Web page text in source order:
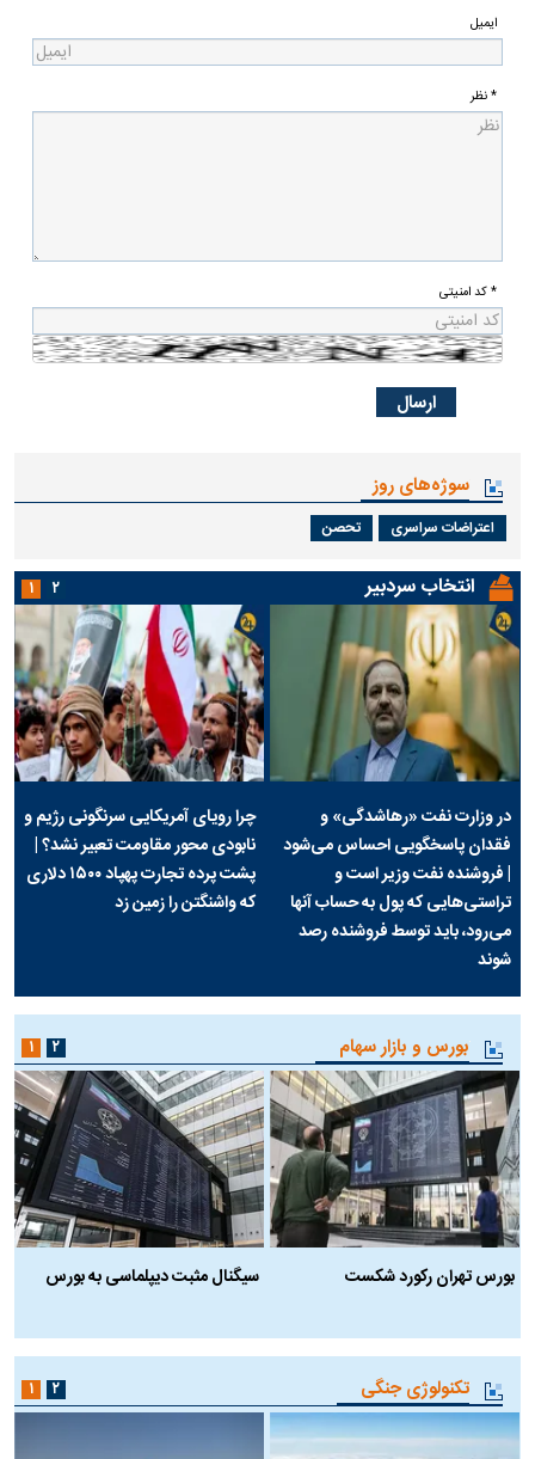
ایمیل
* نظر
* کد امنیتی
سوژه‌های روز
اعتراضات سراسری تحصن
انتخاب سردبیر
در وزارت نفت «رهاشدگی» و
فقدان پاسخگویی احساس می‌شود
| فروشنده نفت وزیر است و
تراستی‌هایی که پول به حساب آنها
می‌رود، باید توسط فروشنده رصد
شوند
چرا رویای آمریکایی سرنگونی رژیم و
نابودی محور مقاومت تعبیر نشد؟ |
پشت پرده تجارت پهپاد‌ ۱۵۰۰ دلاری
که واشنگتن را زمین زد
۱ ۲
بورس و بازار سهام
بورس تهران رکورد شکست
سیگنال مثبت دیپلماسی به بورس
۱ ۲
تکنولوژی جنگی ۱ ۲